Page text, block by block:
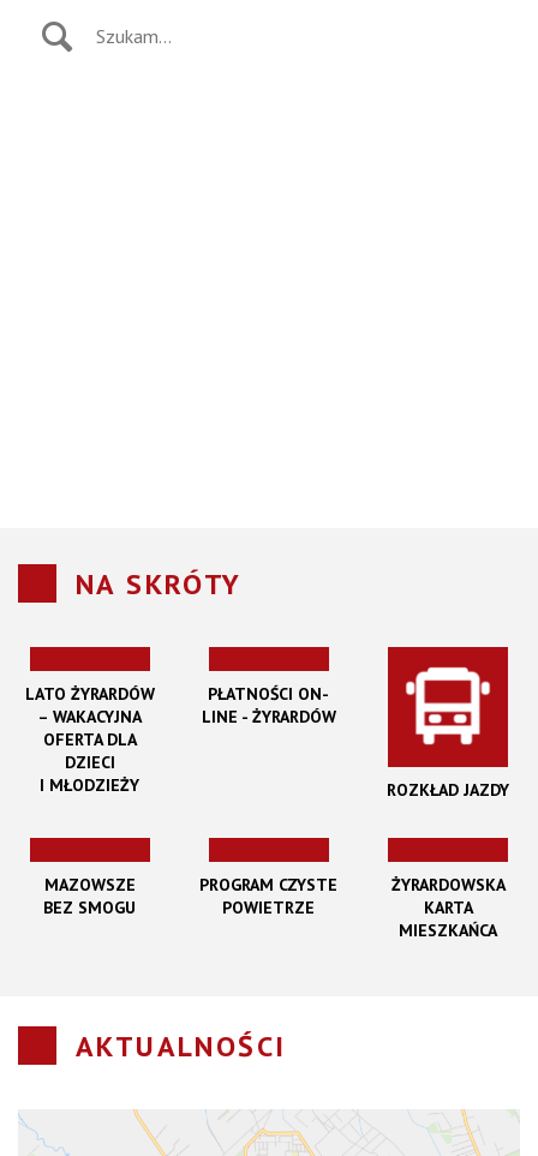
NA SKRÓTY
LATO ŻYRARDÓW
– WAKACYJNA
OFERTA DLA
DZIECI
I MŁODZIEŻY
PŁATNOŚCI ON-
LINE - ŻYRARDÓW
ROZKŁAD JAZDY
MAZOWSZE
BEZ SMOGU
PROGRAM CZYSTE
POWIETRZE
ŻYRARDOWSKA
KARTA
MIESZKAŃCA
AKTUALNOŚCI